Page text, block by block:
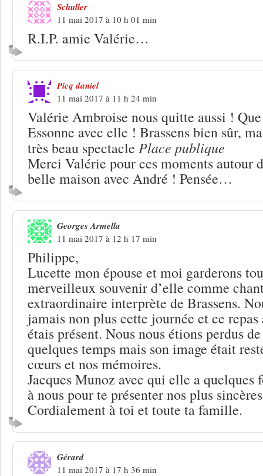
Schuller
11 mai 2017 à 10 h 01 min
R.I.P. amie Valérie…
Picq daniel
11 mai 2017 à 11 h 24 min
Valérie Ambroise nous quitte aussi !
Essonne avec elle ! Brassens bien sûr,
très beau spectacle Place publique
Merci Valérie pour ces moments autour
belle maison avec André ! Pensée…
Georges Armella
11 mai 2017 à 12 h 17 min
Philippe,
Lucette mon épouse et moi garderons
merveilleux souvenir d’elle comme
extraordinaire interprète de Brassens.
jamais non plus cette journée et ce
étais présent. Nous nous étions perdus
quelques temps mais son image était
cœurs et nos mémoires.
Jacques Munoz avec qui elle a quelques
à nous pour te présenter nos plus
Cordialement à toi et toute ta famille.
Gérard
11 mai 2017 à 17 h 36 min